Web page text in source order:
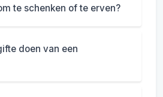
te schenken of te erven?
doen van een